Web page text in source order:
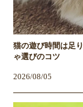
猫の遊び時間は足
ゃ選びのコツ
2026/08/05